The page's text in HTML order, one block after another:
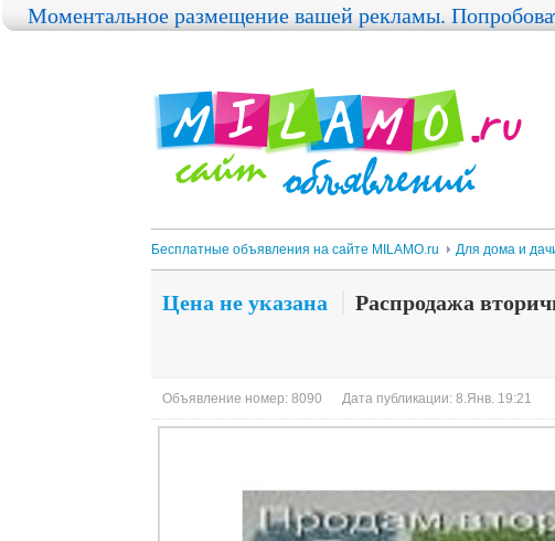
Бесплатные объявления на сайте MILAMO.ru Для дома и
Цена не указана Распродажа
Объявление номер: 8090 Дата публикации: 8.Янв. 19:21
Моментальное размещение вашей рекламы.